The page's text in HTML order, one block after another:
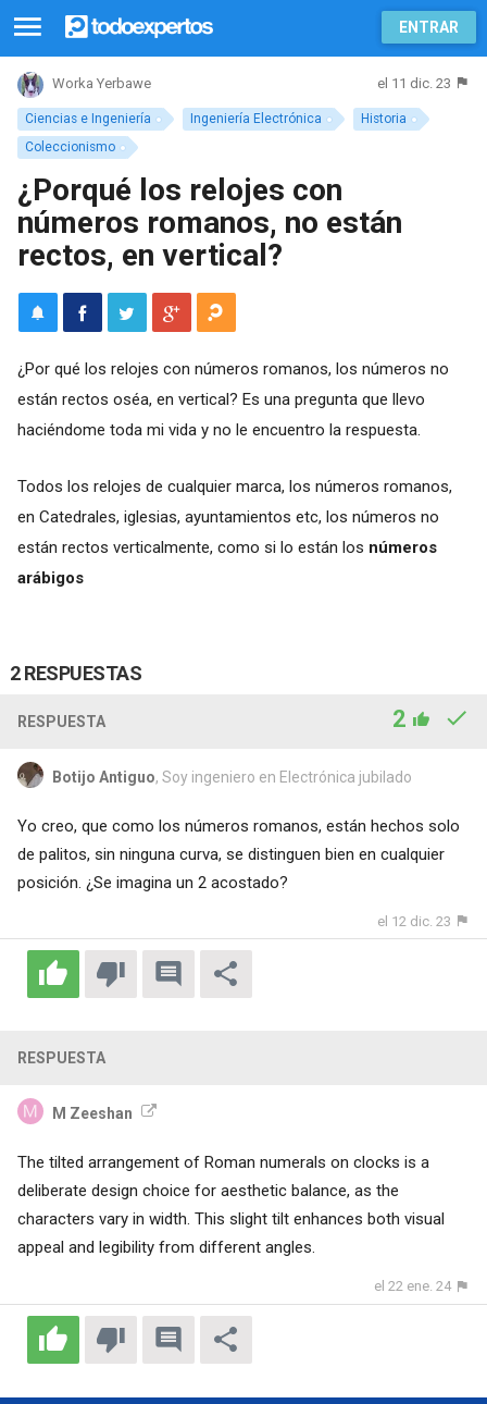
ENTRAR
Ciencias e Ingeniería Ingeniería Electrónica
Historia
Coleccionismo
Worka Yerbawe el 11 dic. 23
¿Porqué los relojes con
números romanos, no están
rectos, en vertical?
¿Por qué los relojes con números romanos, los números no
están rectos oséa, en vertical? Es una pregunta que llevo
haciéndome toda mi vida y no le encuentro la respuesta.
Todos los relojes de cualquier marca, los números romanos,
en Catedrales, iglesias, ayuntamientos etc, los números no
están rectos verticalmente, como si lo están los números
arábigos
2 RESPUESTAS
RESPUESTA 2
Botijo Antiguo, Soy ingeniero en Electrónica jubilado
Yo creo, que como los números romanos, están hechos solo
de palitos, sin ninguna curva, se distinguen bien en cualquier
posición. ¿Se imagina un 2 acostado?
el 12 dic. 23
RESPUESTA
M Zeeshan
The tilted arrangement of Roman numerals on clocks is a
deliberate design choice for aesthetic balance, as the
characters vary in width. This slight tilt enhances both visual
appeal and legibility from different angles.
el 22 ene. 24